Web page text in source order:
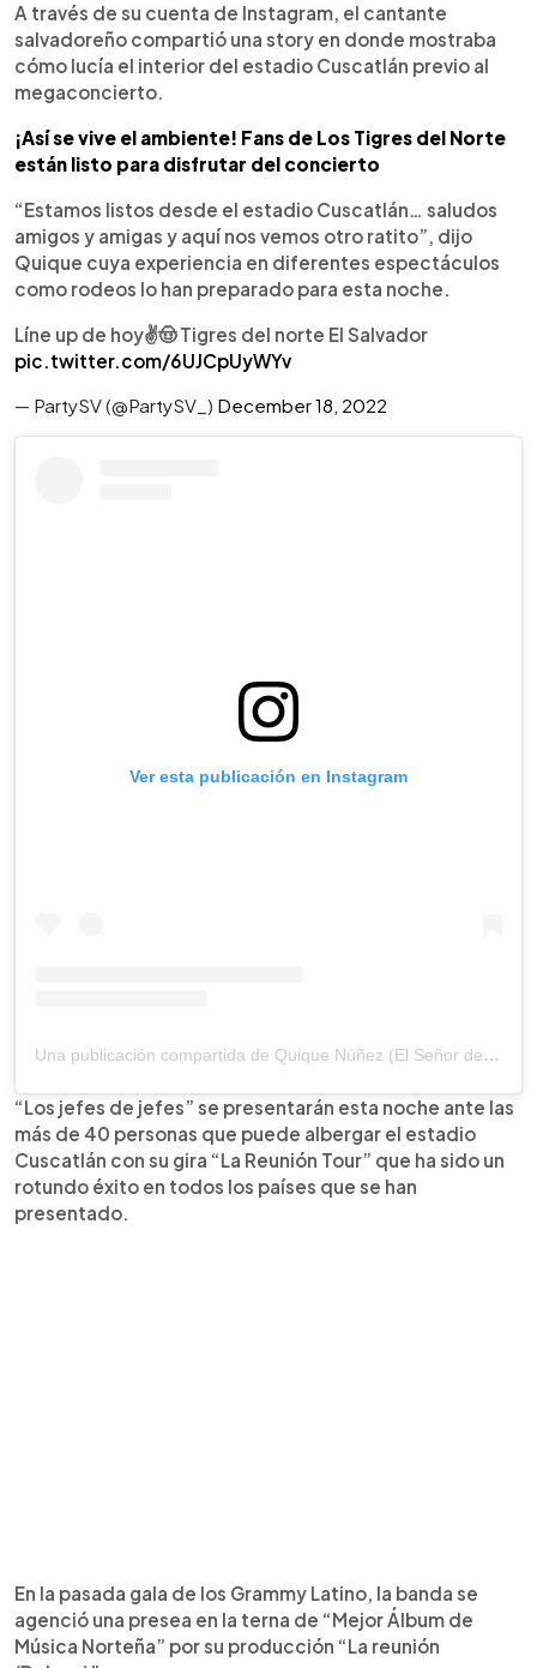
A través de su cuenta de Instagram, el cantante
salvadoreño compartió una story en donde mostraba
cómo lucía el interior del estadio Cuscatlán previo al
megaconcierto.
¡Así se vive el ambiente! Fans de Los Tigres del Norte
están listo para disfrutar del concierto
“Estamos listos desde el estadio Cuscatlán… saludos
amigos y amigas y aquí nos vemos otro ratito”, dijo
Quique cuya experiencia en diferentes espectáculos
como rodeos lo han preparado para esta noche.
Líne up de hoy✌️🤠 Tigres del norte El Salvador
pic.twitter.com/6UJCpUyWYv
— PartySV (@PartySV_) December 18, 2022
Ver esta publicación en Instagram
Una publicación compartida de Quique Núñez (El Señor de los Rodeos) (@quiquenunez)
“Los jefes de jefes” se presentarán esta noche ante las
más de 40 personas que puede albergar el estadio
Cuscatlán con su gira “La Reunión Tour” que ha sido un
rotundo éxito en todos los países que se han
presentado.
En la pasada gala de los Grammy Latino, la banda se
agenció una presea en la terna de “Mejor Álbum de
Música Norteña” por su producción “La reunión